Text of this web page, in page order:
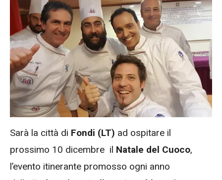
Sarà la città di Fondi (LT) ad ospitare il
prossimo 10 dicembre il Natale del Cuoco,
l’evento itinerante promosso ogni anno